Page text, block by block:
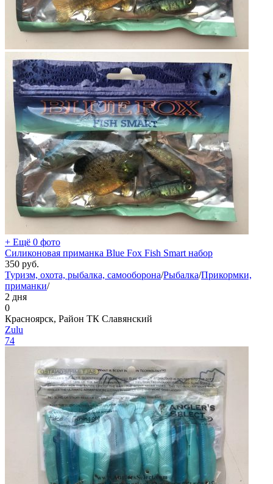
+ Ещё 0 фото
Силиконовая приманка Blue Fox Fish Smart набор
350 руб.
Туризм, охота, рыбалка, самооборона/Рыбалка/Прикормки,
приманки/
2 дня
0
Красноярск, Район ТК Славянский
Zulu
74